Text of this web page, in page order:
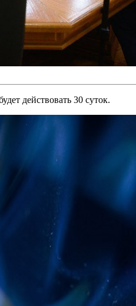
действовать 30 суток.